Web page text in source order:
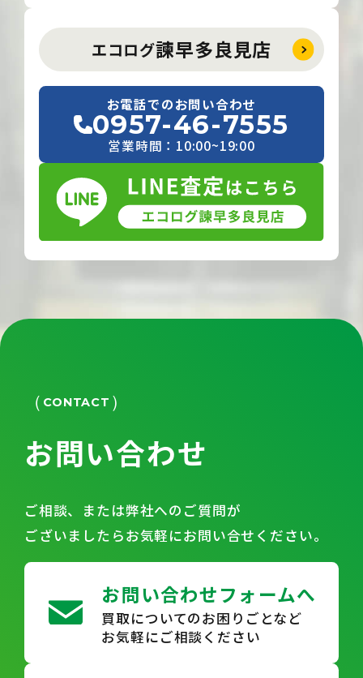
エコログ諫早多良見店
お電話でのお問い合わせ
0957-46-7555
営業時間：10:00~19:00
CONTACT
お問い合わせ
ご相談、または弊社へのご質問が
ございましたらお気軽にお問い合せください。
お問い合わせフォームへ
買取についてのお困りごとなど
お気軽にご相談ください